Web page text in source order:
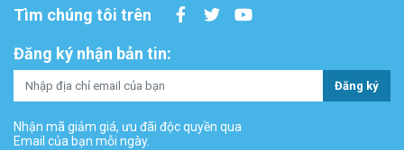
Tìm chúng tôi trên
Đăng ký nhận bản tin:
Đăng ký
Nhận mã giảm giá, ưu đãi độc quyền qua
Email của bạn mỗi ngày.